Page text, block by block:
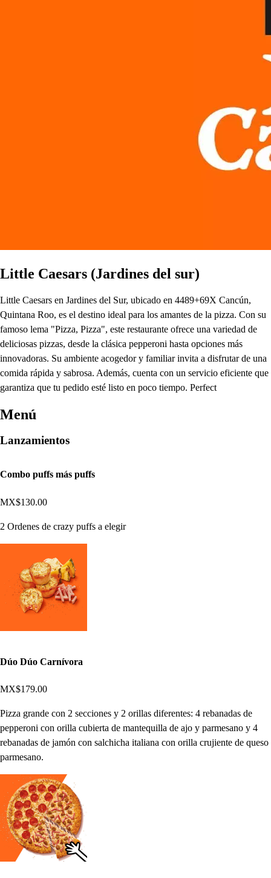
Little Caesars (Jardines del sur)
Little Caesars en Jardines del Sur, ubicado en 4489+69X Cancún,
Quintana Roo, es el destino ideal para los amantes de la pizza. Con su
famoso lema "Pizza, Pizza", este restaurante ofrece una variedad de
deliciosas pizzas, desde la clásica pepperoni hasta opciones más
innovadoras. Su ambiente acogedor y familiar invita a disfrutar de una
comida rápida y sabrosa. Además, cuenta con un servicio eficiente que
garantiza que tu pedido esté listo en poco tiempo. Perfect
Menú
Lanzamientos
Combo puffs más puffs
MX$130.00
2 Ordenes de crazy puffs a elegir
Dúo Dúo Carnívora
MX$179.00
Pizza grande con 2 secciones y 2 orillas diferentes: 4 rebanadas de
pepperoni con orilla cubierta de mantequilla de ajo y parmesano y 4
rebanadas de jamón con salchicha italiana con orilla crujiente de queso
parmesano.